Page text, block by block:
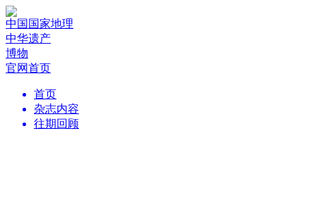
中国国家地理
中华遗产
博物
官网首页
首页
杂志内容
往期回顾